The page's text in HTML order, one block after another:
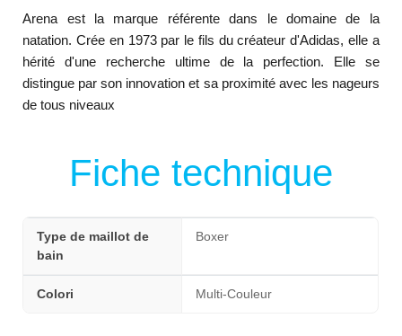
Arena est la marque référente dans le domaine de la
natation. Crée en 1973 par le fils du créateur d'Adidas, elle a
hérité d'une recherche ultime de la perfection. Elle se
distingue par son innovation et sa proximité avec les nageurs
de tous niveaux
Fiche technique
Type de maillot de
bain
Boxer
Colori Multi-Couleur